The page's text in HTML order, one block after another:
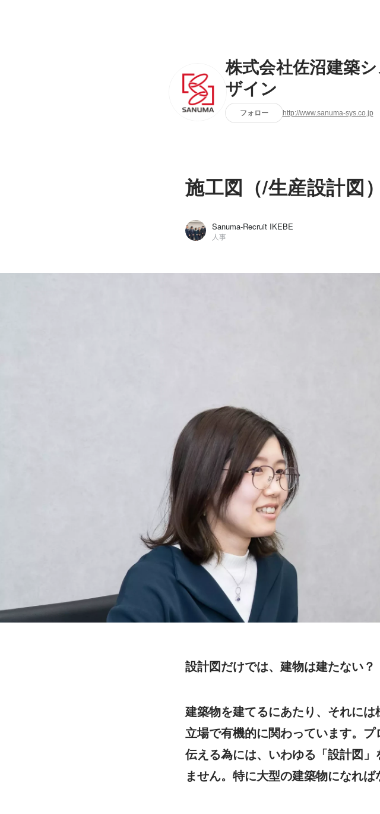
株式会社佐沼建築
ザイン
フォロー http://www.sanuma-sys.co.jp
施工図（/生産設計図
Sanuma-Recruit IKEBE
人事
設計図だけでは、建物は建たない？
建築物を建てるにあたり、それに
立場で有機的に関わっています。
伝える為には、いわゆる「設計図
ません。特に大型の建築物になれ